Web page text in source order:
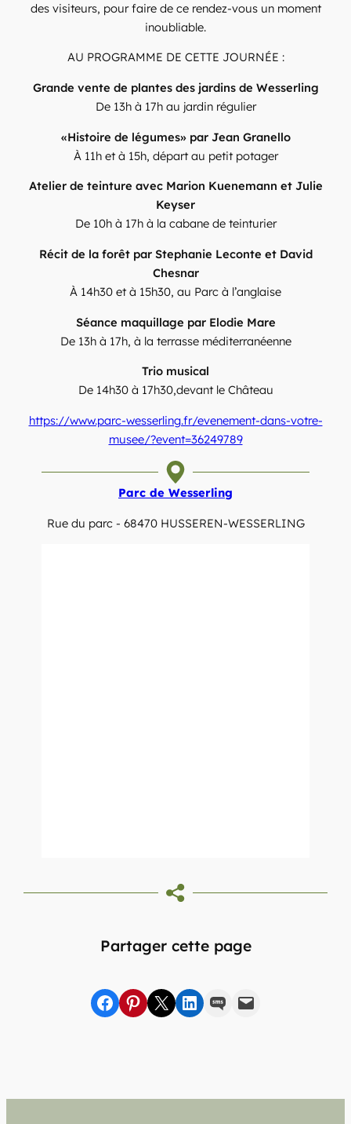
des visiteurs, pour faire de ce rendez-vous un moment
inoubliable.
AU PROGRAMME DE CETTE JOURNÉE :
Grande vente de plantes des jardins de Wesserling
De 13h à 17h au jardin régulier
«Histoire de légumes» par Jean Granello
À 11h et à 15h, départ au petit potager
Atelier de teinture avec Marion Kuenemann et Julie
Keyser
De 10h à 17h à la cabane de teinturier
Récit de la forêt par Stephanie Leconte et David
Chesnar
À 14h30 et à 15h30, au Parc à l’anglaise
Séance maquillage par Elodie Mare
De 13h à 17h, à la terrasse méditerranéenne
Trio musical
De 14h30 à 17h30,devant le Château
https://www.parc-wesserling.fr/evenement-dans-votre-
musee/?event=36249789
Parc de Wesserling
Rue du parc - 68470 HUSSEREN-WESSERLING
Partager cette page
Partager sur Facebook
sur Pinterest
sur X sur LinkedIn
par SMSpar e-mail